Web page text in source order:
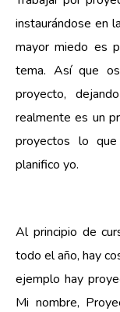
instaurándose en
mayor miedo es
tema. Así que
proyecto,
realmente es un
proyectos lo
planifico yo.
Al principio de
todo el año, hay
ejemplo hay
Mi nombre,